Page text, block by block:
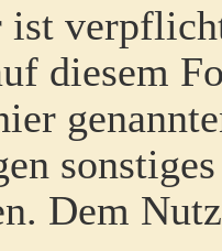
ist
diesem
Dem